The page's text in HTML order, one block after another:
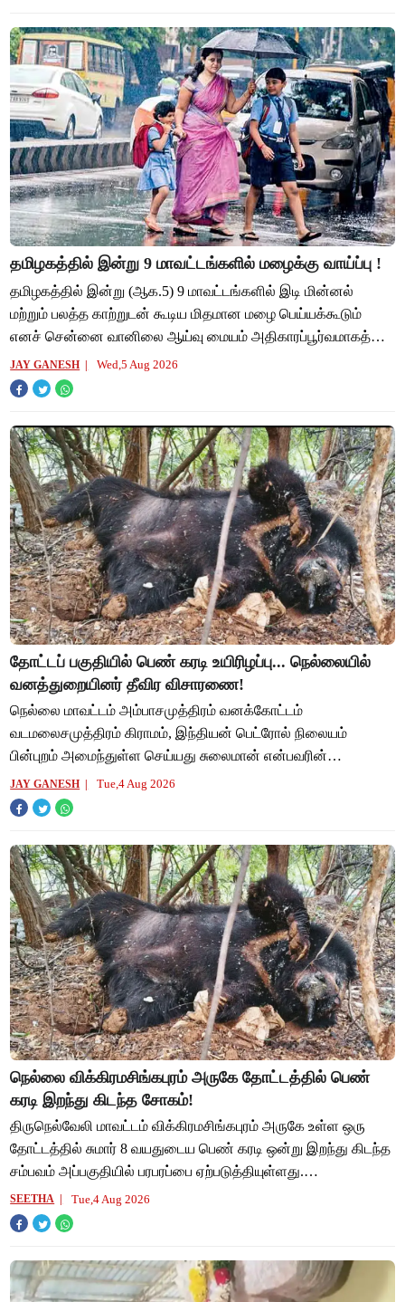
தமிழகத்தில் இன்று 9 மாவட்டங்களில் மழைக்கு வாய்ப்பு !
தமிழகத்தில் இன்று (ஆக.5) 9 மாவட்டங்களில் இடி மின்னல்
மற்றும் பலத்த காற்றுடன் கூடிய மிதமான மழை பெய்யக்கூடும்
எனச் சென்னை வானிலை ஆய்வு மையம் அதிகாரப்பூர்வமாகத்
தெரிவித்துள்ளது. வளிமண்டல மேலடுக்கு சுழற்
JAY GANESH Wed,5 Aug 2026
தோட்டப் பகுதியில் பெண் கரடி உயிரிழப்பு... நெல்லையில்
வனத்துறையினர் தீவிர விசாரணை!
நெல்லை மாவட்டம் அம்பாசமுத்திரம் வனக்கோட்டம்
வடமலைசமுத்திரம் கிராமம், இந்தியன் பெட்ரோல் நிலையம்
பின்புறம் அமைந்துள்ள செய்யது சுலைமான் என்பவரின்
தோட்டப்பகுதியில் சுமார் 8 வயதுடைய பெண் கரடி நேற்று மாலை
JAY GANESH Tue,4 Aug 2026
நெல்லை விக்கிரமசிங்கபுரம் அருகே தோட்டத்தில் பெண்
கரடி இறந்து கிடந்த சோகம்!
திருநெல்வேலி மாவட்டம் விக்கிரமசிங்கபுரம் அருகே உள்ள ஒரு
தோட்டத்தில் சுமார் 8 வயதுடைய பெண் கரடி ஒன்று இறந்து கிடந்த
சம்பவம் அப்பகுதியில் பரபரப்பை ஏற்படுத்தியுள்ளது.
அம்பாசமுத்திரம் வனக்கோட்டத்திற்கு உ
SEETHA Tue,4 Aug 2026